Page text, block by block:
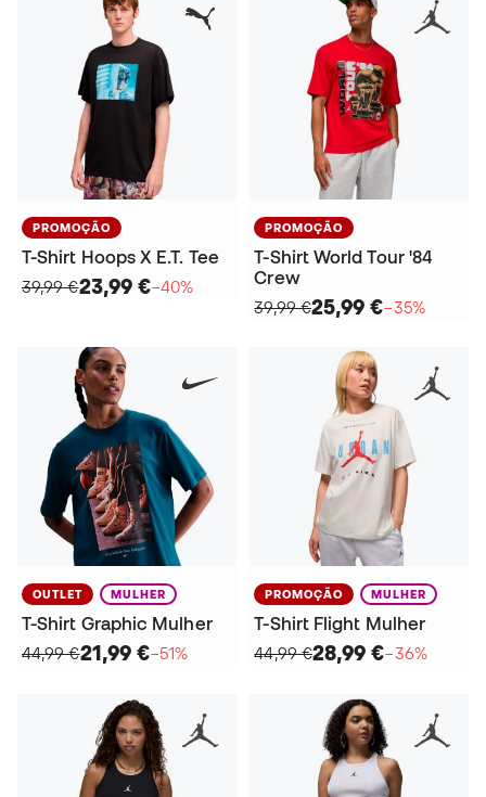
PROMOÇÃO
T-Shirt Hoops X E.T. Tee
39,99 €23,99 €−40%
PROMOÇÃO
T-Shirt World Tour '84
Crew
39,99 €25,99 €−35%
OUTLET MULHER
T-Shirt Graphic Mulher
44,99 €21,99 €−51%
PROMOÇÃO MULHER
T-Shirt Flight Mulher
44,99 €28,99 €−36%